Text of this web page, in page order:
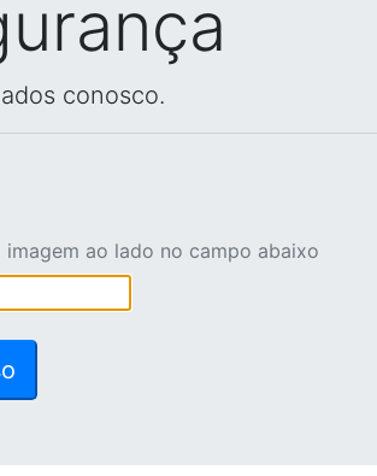
conosco.
imagem ao lado no campo abaixo